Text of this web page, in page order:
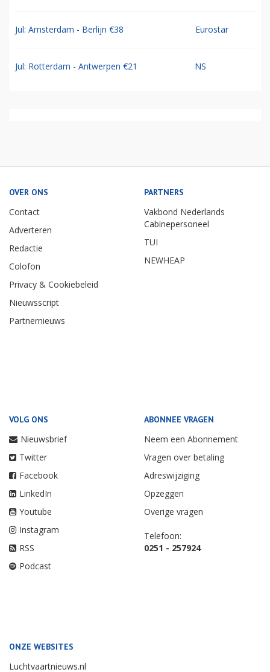
Jul: Amsterdam - Berlijn €38 Eurostar
Jul: Rotterdam - Antwerpen €21 NS
OVER ONS
Contact
Adverteren
Redactie
Colofon
Privacy & Cookiebeleid
Nieuwsscript
Partnernieuws
PARTNERS
Vakbond Nederlands
Cabinepersoneel
TUI
NEWHEAP
VOLG ONS
Nieuwsbrief
Twitter
Facebook
LinkedIn
Youtube
Instagram
RSS
Podcast
ABONNEE VRAGEN
Neem een Abonnement
Vragen over betaling
Adreswijziging
Opzeggen
Overige vragen
Telefoon:
0251 - 257924
ONZE WEBSITES
Luchtvaartnieuws.nl